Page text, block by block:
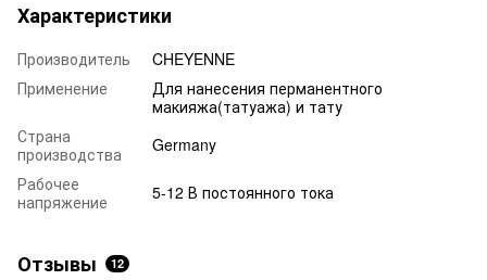
Характеристики
Производитель
CHEYENNE
Применение
Для нанесения перманентного
макияжа(татуажа) и тату
Страна
производства
Germany
Рабочее
напряжение
5-12 В постоянного тока
Отзывы 12